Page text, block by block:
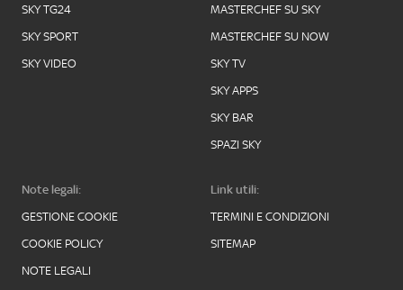
SKY TG24
SKY SPORT
SKY VIDEO
MASTERCHEF SU SKY
MASTERCHEF SU NOW
SKY TV
SKY APPS
SKY BAR
SPAZI SKY
Note legali:
GESTIONE COOKIE
COOKIE POLICY
NOTE LEGALI
Link utili:
TERMINI E CONDIZIONI
SITEMAP